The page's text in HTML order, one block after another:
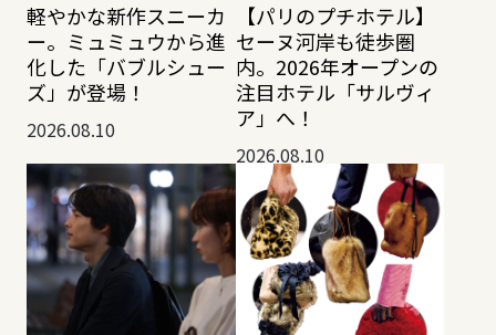
軽やかな新作スニーカ
ー。ミュミュウから進
化した「バブルシュー
ズ」が登場！
2026.08.10
【パリのプチホテル】
セーヌ河岸も徒歩圏
内。2026年オープンの
注目ホテル「サルヴィ
ア」へ！
2026.08.10